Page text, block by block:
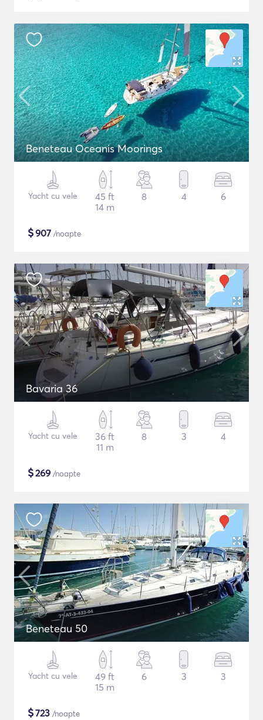
Beneteau Oceanis Moorings
Yacht cu vele
45 ft
14 m
8 4 6
$907 /noapte
Bavaria 36
Yacht cu vele
36 ft
11 m
8 3 4
$269 /noapte
Beneteau 50
Yacht cu vele
49 ft
15 m
6 3 3
$723 /noapte